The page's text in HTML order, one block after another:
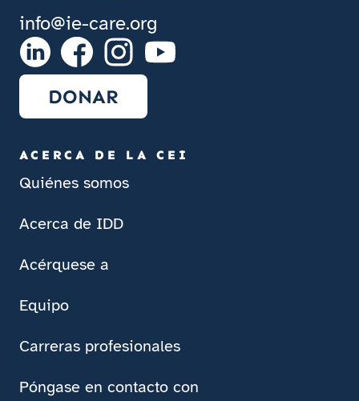
info@ie-care.org
DONAR
ACERCA DE LA CEI
Quiénes somos
Acerca de IDD
Acérquese a
Equipo
Carreras profesionales
Póngase en contacto con